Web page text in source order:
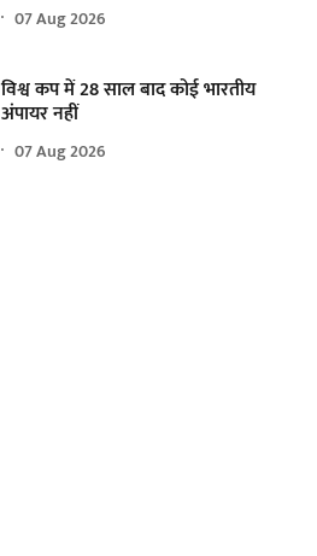
07 Aug 2026
विश्व कप में 28 साल बाद कोई भारतीय
अंपायर नहीं
07 Aug 2026